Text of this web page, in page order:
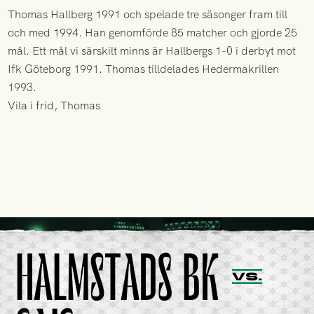
Thomas Hallberg 1991 och spelade tre säsonger fram till
och med 1994. Han genomförde 85 matcher och gjorde 25
mål. Ett mål vi särskilt minns är Hallbergs 1-0 i derbyt mot
Ifk Göteborg 1991. Thomas tilldelades Hedermakrillen
1993.
Vila i frid, Thomas